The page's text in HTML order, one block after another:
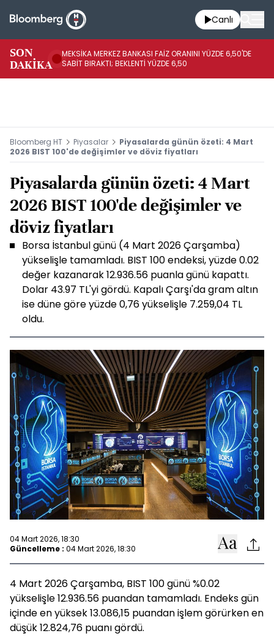
Canlı
SON
DAKİKA
MEKSİKA MERKEZ BANKASI FAİZ ORANINI YÜZDE 6,50'DE
SABİT BIRAKTI; BEKLENTİ YÜZDE 6,50
Bloomberg HT Piyasalar
Piyasalarda günün özeti: 4 Mart
2026 BIST 100'de değişimler ve döviz fiyatları
Piyasalarda günün özeti: 4 Mart
2026 BIST 100'de değişimler ve
döviz fiyatları
Borsa İstanbul günü (4 Mart 2026 Çarşamba)
yükselişle tamamladı. BIST 100 endeksi, yüzde 0.02
değer kazanarak 12.936.56 puanla günü kapattı.
Dolar 43.97 TL'yi gördü. Kapalı Çarşı'da gram altın
ise düne göre yüzde 0,76 yükselişle 7.259,04 TL
oldu.
04 Mart 2026, 18:30
Güncelleme : 04 Mart 2026, 18:30
4 Mart 2026 Çarşamba, BIST 100 günü %0.02
yükselişle 12.936.56 puandan tamamladı. Endeks gün
içinde en yüksek 13.086,15 puandan işlem görürken en
düşük 12.824,76 puanı gördü.